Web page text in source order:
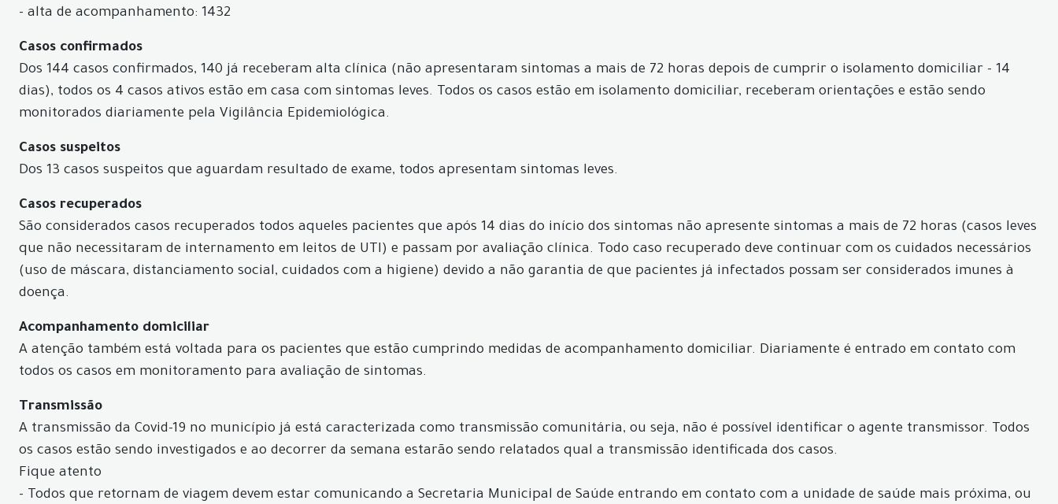
- alta de acompanhamento: 1432
Casos confirmados
Dos 144 casos confirmados, 140 já receberam alta clínica (não apresentaram sintomas a mais de 72 horas depois de cumprir o isolamento domiciliar - 14
dias), todos os 4 casos ativos estão em casa com sintomas leves. Todos os casos estão em isolamento domiciliar, receberam orientações e estão sendo
monitorados diariamente pela Vigilância Epidemiológica.
Casos suspeitos
Dos 13 casos suspeitos que aguardam resultado de exame, todos apresentam sintomas leves.
Casos recuperados
São considerados casos recuperados todos aqueles pacientes que após 14 dias do início dos sintomas não apresente sintomas a mais de 72 horas (casos leves
que não necessitaram de internamento em leitos de UTI) e passam por avaliação clínica. Todo caso recuperado deve continuar com os cuidados necessários
(uso de máscara, distanciamento social, cuidados com a higiene) devido a não garantia de que pacientes já infectados possam ser considerados imunes à
doença.
Acompanhamento domiciliar
A atenção também está voltada para os pacientes que estão cumprindo medidas de acompanhamento domiciliar. Diariamente é entrado em contato com
todos os casos em monitoramento para avaliação de sintomas.
Transmissão
A transmissão da Covid-19 no município já está caracterizada como transmissão comunitária, ou seja, não é possível identificar o agente transmissor. Todos
os casos estão sendo investigados e ao decorrer da semana estarão sendo relatados qual a transmissão identificada dos casos.
Fique atento
- Todos que retornam de viagem devem estar comunicando a Secretaria Municipal de Saúde entrando em contato com a unidade de saúde mais próxima, ou